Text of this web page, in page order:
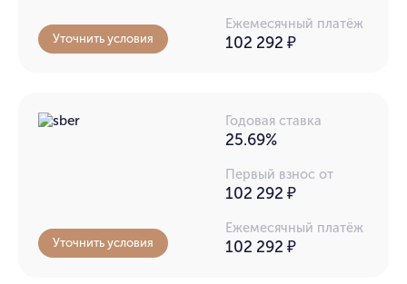
Ежемесячный платёж
102 292 ₽
Уточнить условия
Годовая ставка
25.69%
Первый взнос от
102 292 ₽
Ежемесячный платёж
102 292 ₽
Уточнить условия